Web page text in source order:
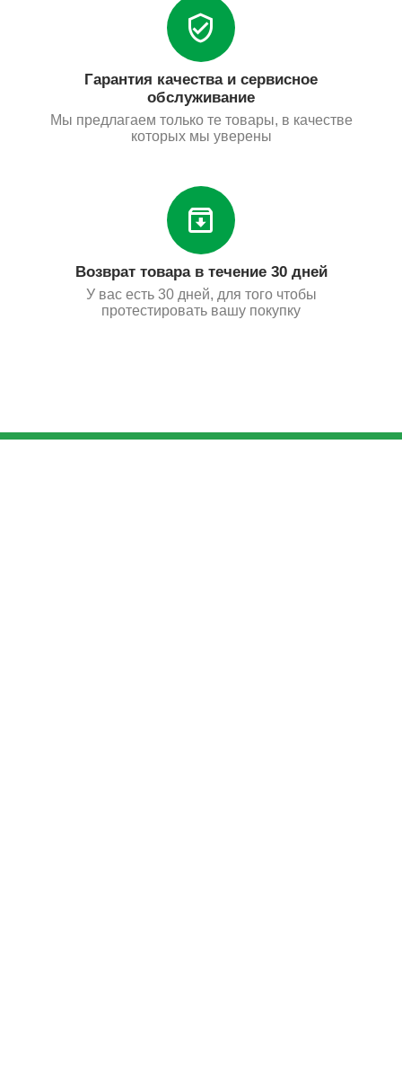
Гарантия качества и сервисное
обслуживание
Мы предлагаем только те товары, в качестве
которых мы уверены
Возврат товара в течение 30 дней
У вас есть 30 дней, для того чтобы
протестировать вашу покупку